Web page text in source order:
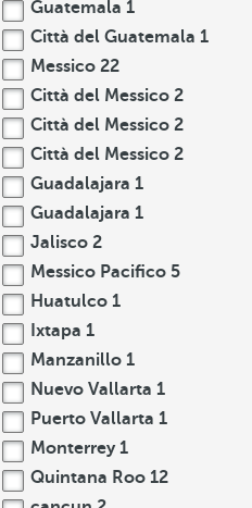
Guatemala 1
Città del Guatemala 1
Messico 22
Città del Messico 2
Città del Messico 2
Città del Messico 2
Guadalajara 1
Guadalajara 1
Jalisco 2
Messico Pacifico 5
Huatulco 1
Ixtapa 1
Manzanillo 1
Nuevo Vallarta 1
Puerto Vallarta 1
Monterrey 1
Quintana Roo 12